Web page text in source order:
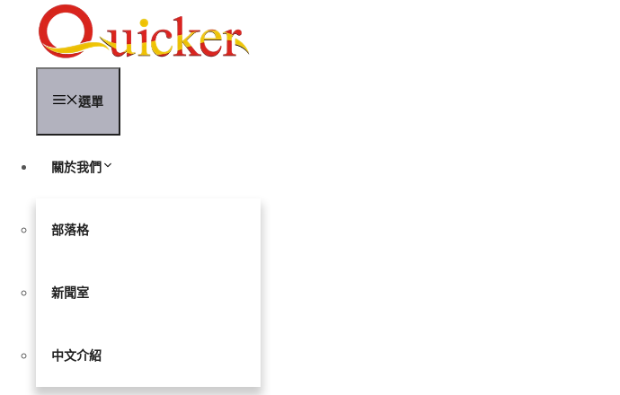
選單
關於我們
部落格
新聞室
中文介紹